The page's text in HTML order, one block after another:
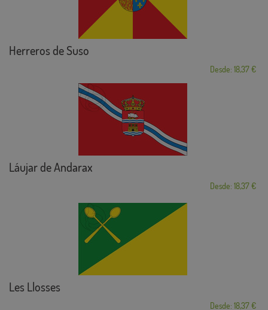
Herreros de Suso
Desde: 18,37 €
Láujar de Andarax
Desde: 18,37 €
Les Llosses
Desde: 18,37 €